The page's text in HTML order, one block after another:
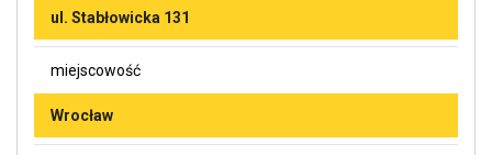
ul. Stabłowicka 131
miejscowość
Wrocław